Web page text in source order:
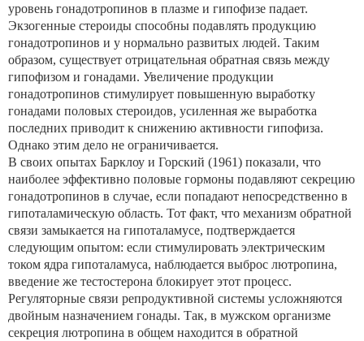
уровень гонадотропинов в плазме и гипофизе падает.
Экзогенные стероиды способны подавлять продукцию
гонадотропинов и у нормально развитых людей. Таким
образом, существует отрицательная обратная связь между
гипофизом и гонадами. Увеличение продукции
гонадотропинов стимулирует повышенную выработку
гонадами половых стероидов, усиленная же выработка
последних приводит к снижению активности гипофиза.
Однако этим дело не ограничивается.
В своих опытах Барклоу и Горский (1961) показали, что
наиболее эффективно половые гормоны подавляют секрецию
гонадотропинов в случае, если попадают непосредственно в
гипоталамическую область. Тот факт, что механизм обратной
связи замыкается на гипоталамусе, подтверждается
следующим опытом: если стимулировать электрическим
током ядра гипоталамуса, наблюдается выброс лютропина,
введение же тестостерона блокирует этот процесс.
Регуляторные связи репродуктивной системы усложняются
двойным назначением гонады. Так, в мужском организме
секреция лютропина в общем находится в обратной